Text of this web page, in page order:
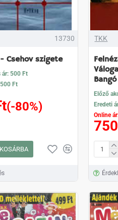
13730
Csehov szigete
ár: 500 Ft
Ft
(-80%)
KOSÁRBA
TKK
Előző
Eredeti
Online